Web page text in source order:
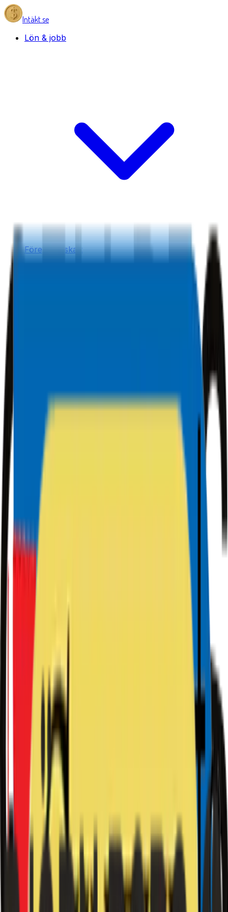
Intäkt.se
Lön & jobb
Företag & skatt
Privatekonomi
Tjäna pengar online
Lön & jobb